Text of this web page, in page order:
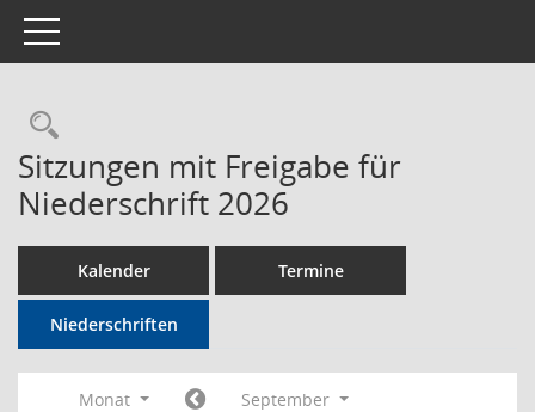
Toggle navigation
Rechercheauswahl
Sitzungen mit Freigabe für
Niederschrift 2026
Kalender Termine
Niederschriften
Monat
September